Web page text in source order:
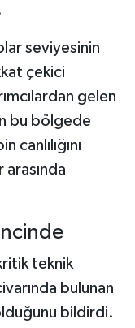
seviyesinin
çekici
gelen
bu bölgede
teknik
bulunan
bildirdi.